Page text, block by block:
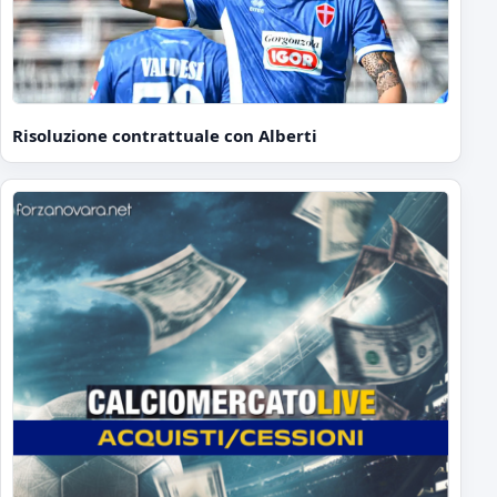
Risoluzione contrattuale con Alberti